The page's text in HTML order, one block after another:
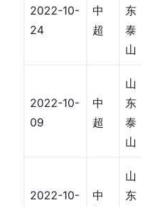
2022-10-
24
中
超
东
泰
山
2022-10-
09
中
超
山
东
泰
山
2022-10-
中
山
东